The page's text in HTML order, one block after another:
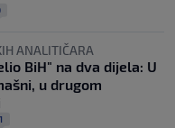
ANALITIČARA
BiH" na dva dijela: U
u drugom
1